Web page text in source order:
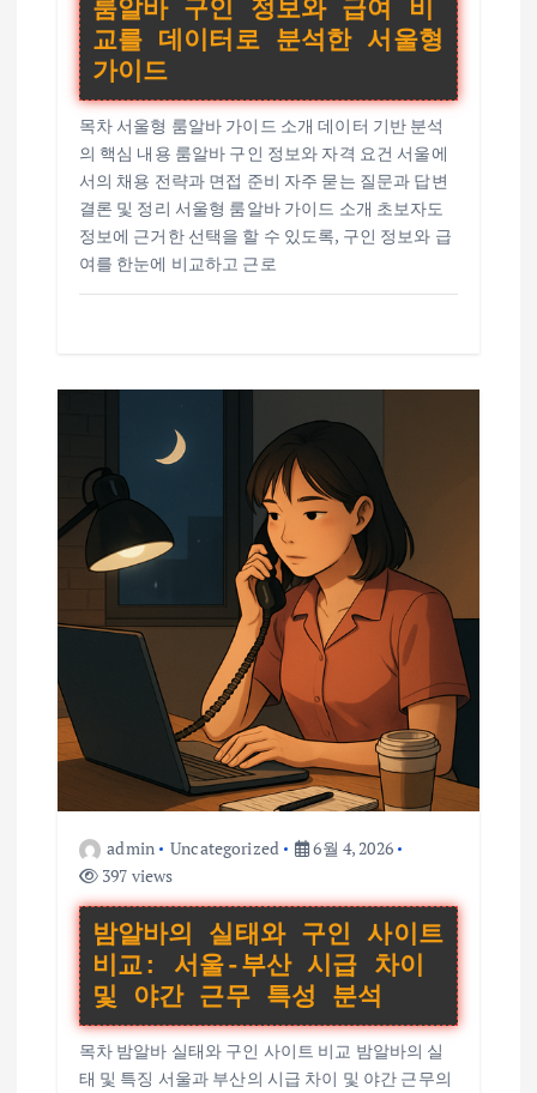
룸알바 구인 정보와 급여 비
교를 데이터로 분석한 서울형
가이드
목차 서울형 룸알바 가이드 소개 데이터 기반 분석
의 핵심 내용 룸알바 구인 정보와 자격 요건 서울에
서의 채용 전략과 면접 준비 자주 묻는 질문과 답변
결론 및 정리 서울형 룸알바 가이드 소개 초보자도
정보에 근거한 선택을 할 수 있도록, 구인 정보와 급
여를 한눈에 비교하고 근로
admin Uncategorized
6월 4, 2026
397 views
밤알바의 실태와 구인 사이트
비교: 서울-부산 시급 차이
및 야간 근무 특성 분석
목차 밤알바 실태와 구인 사이트 비교 밤알바의 실
태 및 특징 서울과 부산의 시급 차이 및 야간 근무의